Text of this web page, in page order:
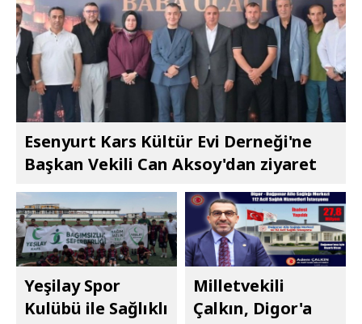
Esenyurt Kars Kültür Evi Derneği'ne
Başkan Vekili Can Aksoy'dan ziyaret
Yeşilay Spor
Kulübü ile Sağlıklı
Milletvekili
Çalkın, Digor'a